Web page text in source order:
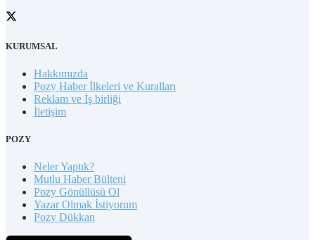
KURUMSAL
Hakkımızda
Pozy Haber İlkeleri ve Kuralları
Reklam ve İş birliği
İletişim
POZY
Neler Yaptık?
Mutlu Haber Bülteni
Pozy Gönüllüsü Ol
Yazar Olmak İstiyorum
Pozy Dükkan